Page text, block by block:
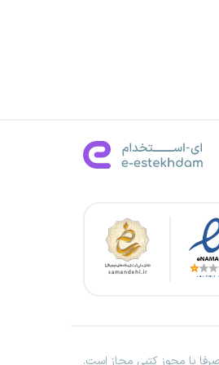
با مجوز کتبی مجاز است.